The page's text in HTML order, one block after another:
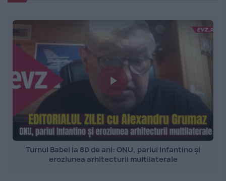
Turnul Babel la 80 de ani: ONU, pariul Infantino și
eroziunea arhitecturii multilaterale